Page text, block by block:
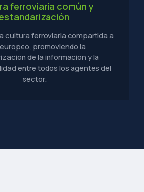
ferroviaria común y
estandarización
cultura ferroviaria compartida a
promoviendo la
de la información y la
entre todos los agentes del
sector.